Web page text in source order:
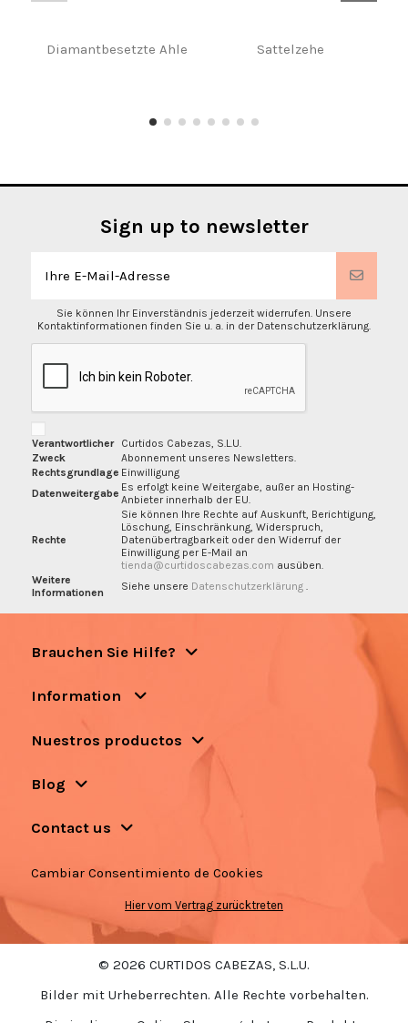
Diamantbesetzte Ahle
Sattelzehe
Sign up to newsletter
Sie können Ihr Einverständnis jederzeit widerrufen. Unsere
Kontaktinformationen finden Sie u. a. in der Datenschutzerklärung.
Verantwortlicher
Curtidos Cabezas, S.L.U.
Zweck
Abonnement unseres Newsletters.
Rechtsgrundlage Einwilligung
Datenweitergabe Es erfolgt keine Weitergabe, außer an Hosting-
Anbieter innerhalb der EU.
Rechte
Sie können Ihre Rechte auf Auskunft, Berichtigung,
Löschung, Einschränkung, Widerspruch,
Datenübertragbarkeit oder den Widerruf der
Einwilligung per E-Mail an
tienda@curtidoscabezas.com ausüben.
Weitere
Informationen
Siehe unsere Datenschutzerklärung
Brauchen Sie Hilfe?
Information
Nuestros productos
Blog
Contact us
Cambiar Consentimiento de Cookies
Hier vom Vertrag zurücktreten
© 2026 CURTIDOS CABEZAS, S.L.U.
Bilder mit Urheberrechten. Alle Rechte vorbehalten.